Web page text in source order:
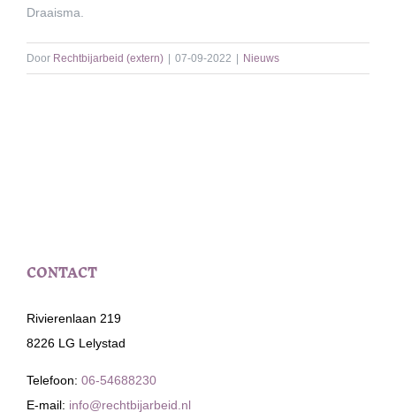
Draaisma.
Door Rechtbijarbeid (extern) 07-09-2022 Nieuws
CONTACT
Rivierenlaan 219
8226 LG Lelystad
Telefoon: 06-54688230
E-mail: info@rechtbijarbeid.nl